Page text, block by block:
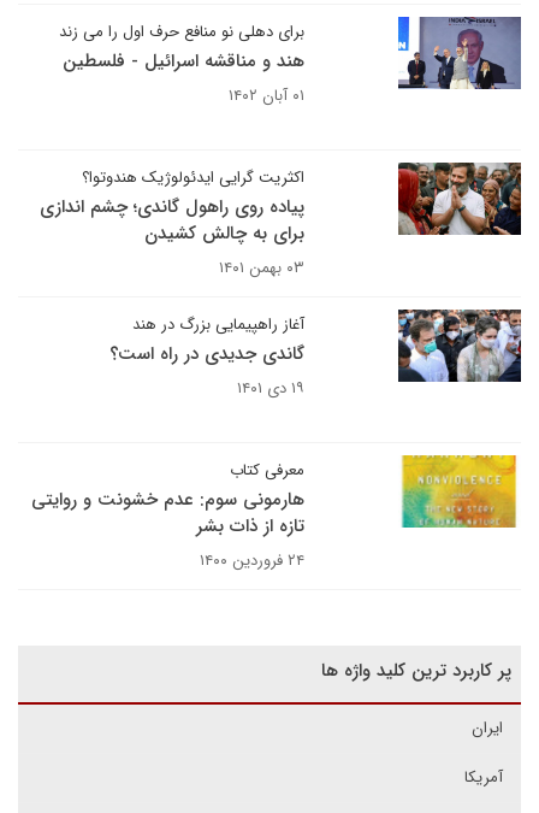
برای دهلی نو منافع حرف اول را می زند
هند و مناقشه اسرائیل - فلسطین
۰۱ آبان ۱۴۰۲
اکثریت گرایی ایدئولوژیک هندوتوا؟
پیاده روی راهول گاندی؛ چشم اندازی
برای به چالش کشیدن
۰۳ بهمن ۱۴۰۱
آغاز راهپیمایی بزرگ در هند
گاندی جدیدی در راه است؟
۱۹ دی ۱۴۰۱
معرفی کتاب
هارمونی سوم: عدم خشونت و روایتی
تازه از ذات بشر
۲۴ فروردین ۱۴۰۰
پر کاربرد ترین کلید واژه ها
ایران
آمریکا